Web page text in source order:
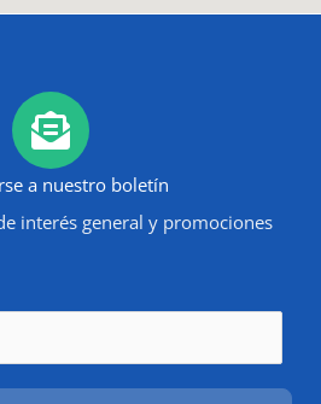
a nuestro boletín
interés general y promociones